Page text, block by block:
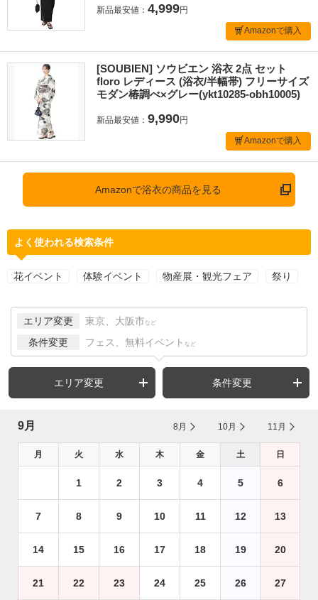
新品最安値： 4,999円
Amazonで購入
[SOUBIEN] ソウビエン 浴衣 2点 セット
floro レディース (浴衣/半幅帯) フリーサイズ
モダン椿調べ×グレー(ykt10285-obh10005)
新品最安値： 9,990円
Amazonで購入
Amazonで浴衣の商品を見る
よく使われる検索条件
花イベント 体験イベント 物産展・観光フェア 祭り
エリア変更 東京、大阪市 など
条件変更 フェス、無料イベント など
エリア変更 条件変更
9月 8月 10月 11月
月 火 水 木 金 土 日
1 2 3 4 5 6
7 8 9 10 11 12 13
14 15 16 17 18 19 20
21 22 23 24 25 26 27